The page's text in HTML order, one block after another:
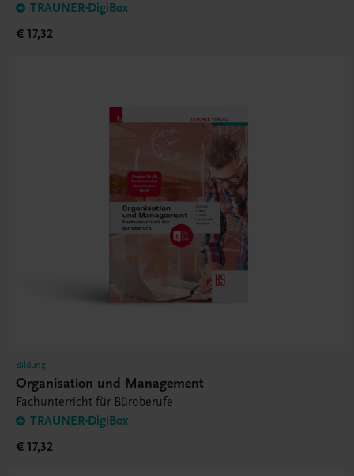
TRAUNER-DigiBox
€ 17,32
Bildung
Organisation und Management
Fachunterricht für Büroberufe
TRAUNER-DigiBox
€ 17,32